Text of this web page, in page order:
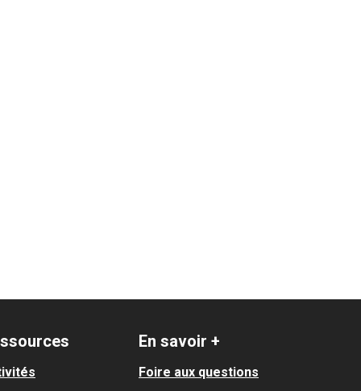
En savoir +
Foire aux questions